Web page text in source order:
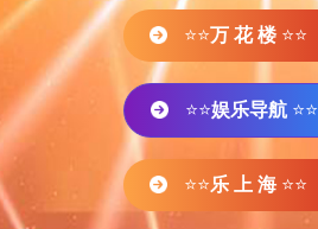
⭐⭐万 花 楼 ⭐⭐
⭐⭐娱乐导航 ⭐⭐
⭐⭐乐 上 海 ⭐⭐